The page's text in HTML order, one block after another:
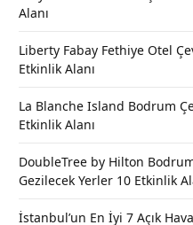
Alanı
Liberty Fabay Fethiye Otel
Etkinlik Alanı
La Blanche Island Bodrum
Etkinlik Alanı
DoubleTree by Hilton
Gezilecek Yerler 10 Etkinlik
İstanbul’un En İyi 7 Açık